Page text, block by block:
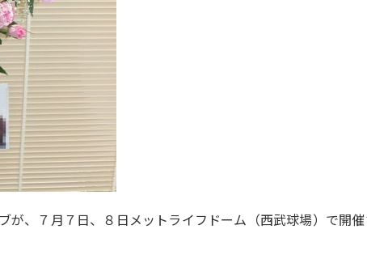
が、７月７日、８日メットライフドーム（西武球場）で開